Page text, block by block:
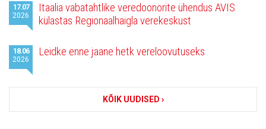
17.07
2026
Itaalia vabatahtlike veredoonorite ühendus AVIS
külastas Regionaalhaigla verekeskust
18.06
2026
Leidke enne jaane hetk vereloovutuseks
KÕIK UUDISED ›